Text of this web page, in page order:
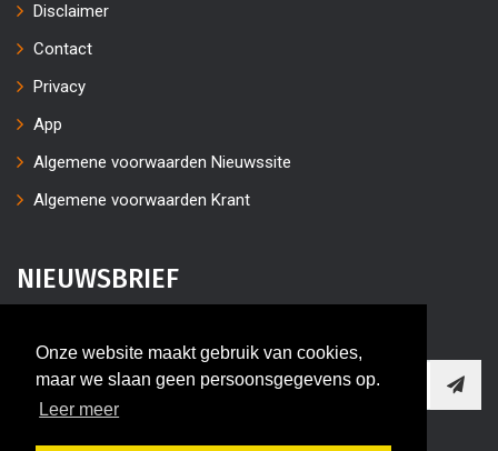
Onze website maakt gebruik van cookies,
maar we slaan geen persoonsgegevens op.
Leer meer
Disclaimer
Contact
Privacy
App
Algemene voorwaarden Nieuwssite
Algemene voorwaarden Krant
NIEUWSBRIEF